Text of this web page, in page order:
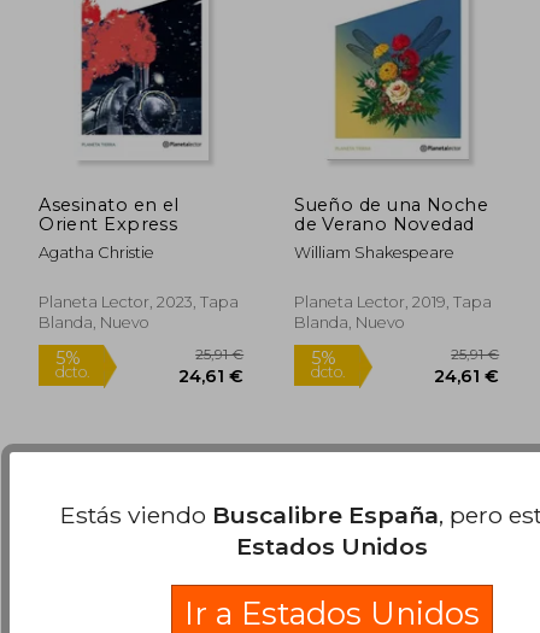
5%
dcto.
5%
dcto.
Asesinato en el
Orient Express
Agatha Christie
Planeta Lector, 2023, Tapa
Blanda, Nuevo
Sueño de una Noche
de Verano Novedad
William Shakespeare
Planeta Lector, 2019, Tapa
Blanda, Nuevo
Estás viendo Buscalibre España, pero
Estados Unidos
Ir a Estados Unidos